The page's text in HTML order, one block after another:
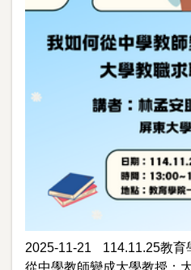
2025-11-21
114.11.25教育